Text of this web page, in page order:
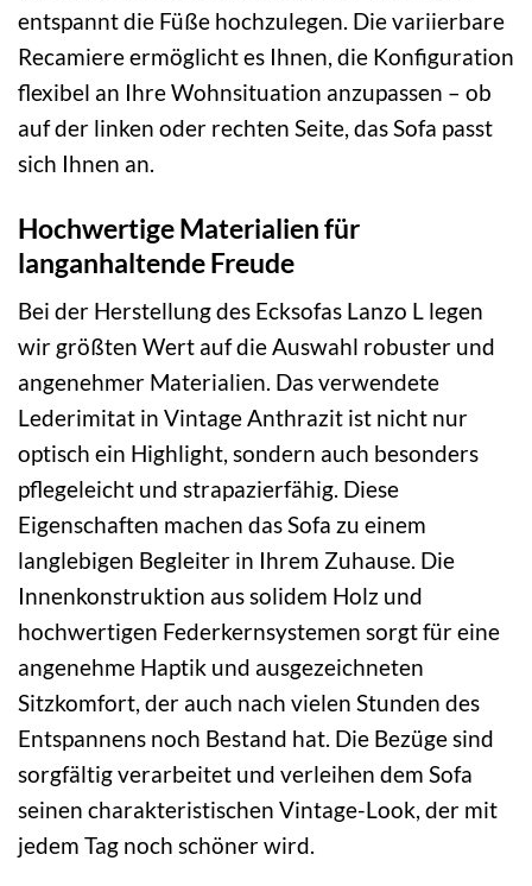
entspannt die Füße hochzulegen. Die variierbare
Recamiere ermöglicht es Ihnen, die Konfiguration
flexibel an Ihre Wohnsituation anzupassen – ob
auf der linken oder rechten Seite, das Sofa passt
sich Ihnen an.
Hochwertige Materialien für
langanhaltende Freude
Bei der Herstellung des Ecksofas Lanzo L legen
wir größten Wert auf die Auswahl robuster und
angenehmer Materialien. Das verwendete
Lederimitat in Vintage Anthrazit ist nicht nur
optisch ein Highlight, sondern auch besonders
pflegeleicht und strapazierfähig. Diese
Eigenschaften machen das Sofa zu einem
langlebigen Begleiter in Ihrem Zuhause. Die
Innenkonstruktion aus solidem Holz und
hochwertigen Federkernsystemen sorgt für eine
angenehme Haptik und ausgezeichneten
Sitzkomfort, der auch nach vielen Stunden des
Entspannens noch Bestand hat. Die Bezüge sind
sorgfältig verarbeitet und verleihen dem Sofa
seinen charakteristischen Vintage-Look, der mit
jedem Tag noch schöner wird.